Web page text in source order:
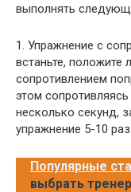
выполнять
1. Упражнение с
встаньте, положите
сопротивлением
этом
несколько секунд,
упражнение 5-10 раз.
Популярные
выбрать